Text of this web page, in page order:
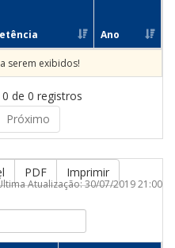
Ano
serem exibidos!
de 0 registros
Próximo
PDF Imprimir
Atualização: 30/07/2019 21:00